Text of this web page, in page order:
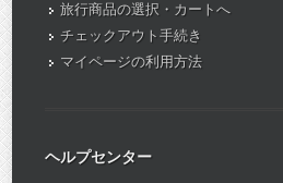
旅行商品の選択・カートへ
チェックアウト手続き
マイページの利用方法
ヘルプセンター